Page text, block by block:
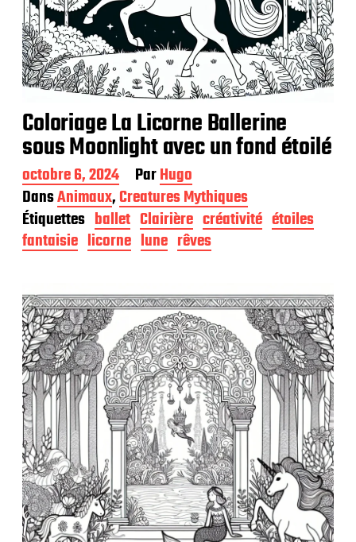
Coloriage La Licorne Ballerine
sous Moonlight avec un fond étoilé
D
a
t
e
d
e
b
l
i
c
a
t
i
o
n
octobre 6, 2024 ParHugo
DansAnimaux,Creatures Mythiques
Étiquettes ballet Clairière créativité étoiles
fantaisie licorne lune rêves